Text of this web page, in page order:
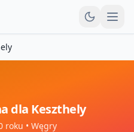
dla Keszthely
roku • Węgry